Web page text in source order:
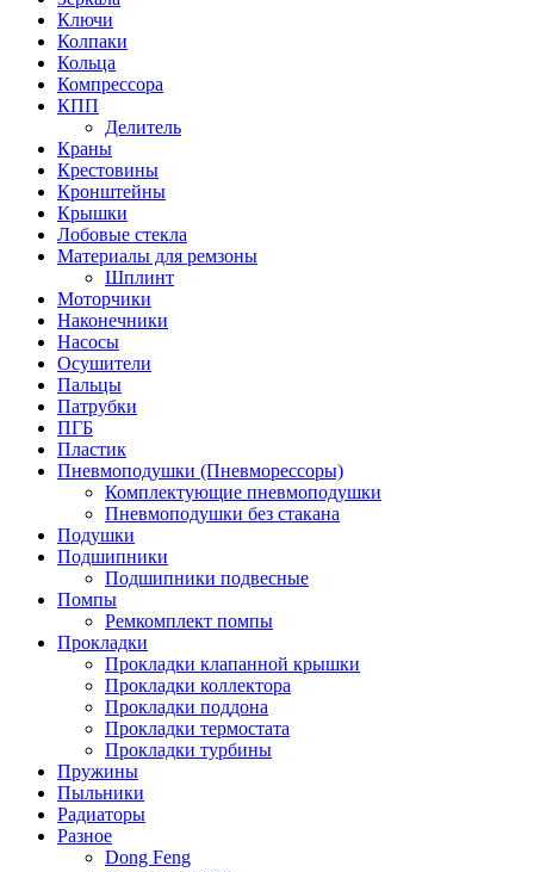
Ключи
Колпаки
Кольца
Компрессора
КПП
Делитель
Краны
Крестовины
Кронштейны
Крышки
Лобовые стекла
Материалы для ремзоны
Шплинт
Моторчики
Наконечники
Насосы
Осушители
Пальцы
Патрубки
ПГБ
Пластик
Пневмоподушки (Пневморессоры)
Комплектующие пневмоподушки
Пневмоподушки без стакана
Подушки
Подшипники
Подшипники подвесные
Помпы
Ремкомплект помпы
Прокладки
Прокладки клапанной крышки
Прокладки коллектора
Прокладки поддона
Прокладки термостата
Прокладки турбины
Пружины
Пыльники
Радиаторы
Разное
Dong Feng